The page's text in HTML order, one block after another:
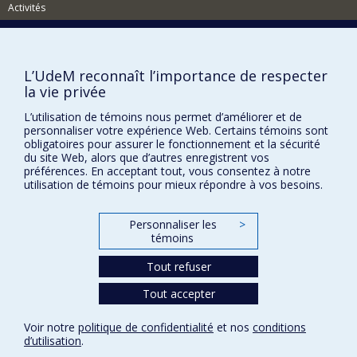
Activités
Plan du site
Accessibilité
FACULTÉ DES ARTS ET DES SCIENCES
Nos départements et écoles
Nos centres d'études
Conditions d’utilisation
Paramètres des témoins
Université de
L’UdeM reconnaît l’importance de respecter
la vie privée
L’utilisation de témoins nous permet d’améliorer et de
personnaliser votre expérience Web. Certains témoins sont
obligatoires pour assurer le fonctionnement et la sécurité
du site Web, alors que d’autres enregistrent vos
préférences. En acceptant tout, vous consentez à notre
utilisation de témoins pour mieux répondre à vos besoins.
Personnaliser les
témoins
>
Tout refuser
Tout accepter
Voir notre politique de confidentialité et nos conditions
d’utilisation.